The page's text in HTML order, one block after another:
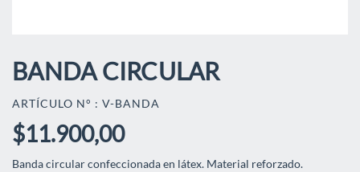
BANDA CIRCULAR
ARTÍCULO N° : V-BANDA
$11.900,00
Banda circular confeccionada en látex. Material reforzado.